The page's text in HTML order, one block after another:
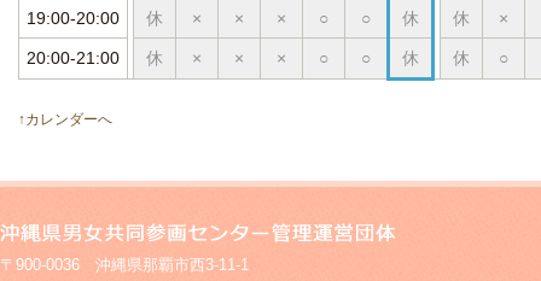
19:00-20:00 休 × × × ○ ○ 休 休 ×
20:00-21:00 休 × × × ○ ○ 休 休 ○
↑カレンダーへ
〒900-0036 沖縄県那覇市西3-11-1